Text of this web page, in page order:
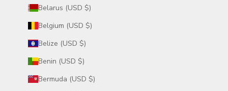
Belarus (USD $)
Belgium (USD $)
Belize (USD $)
Benin (USD $)
Bermuda (USD $)